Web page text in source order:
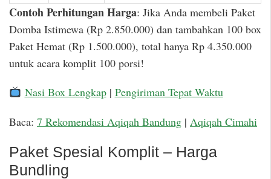
Contoh Perhitungan Harga: Jika Anda membeli Paket
Domba Istimewa (Rp 2.850.000) dan tambahkan 100 box
Paket Hemat (Rp 1.500.000), total hanya Rp 4.350.000
untuk acara komplit 100 porsi!
Nasi Box Lengkap| Pengiriman Tepat Waktu
Baca: 7 Rekomendasi Aqiqah Bandung | Aqiqah Cimahi
Paket Spesial Komplit – Harga
Bundling